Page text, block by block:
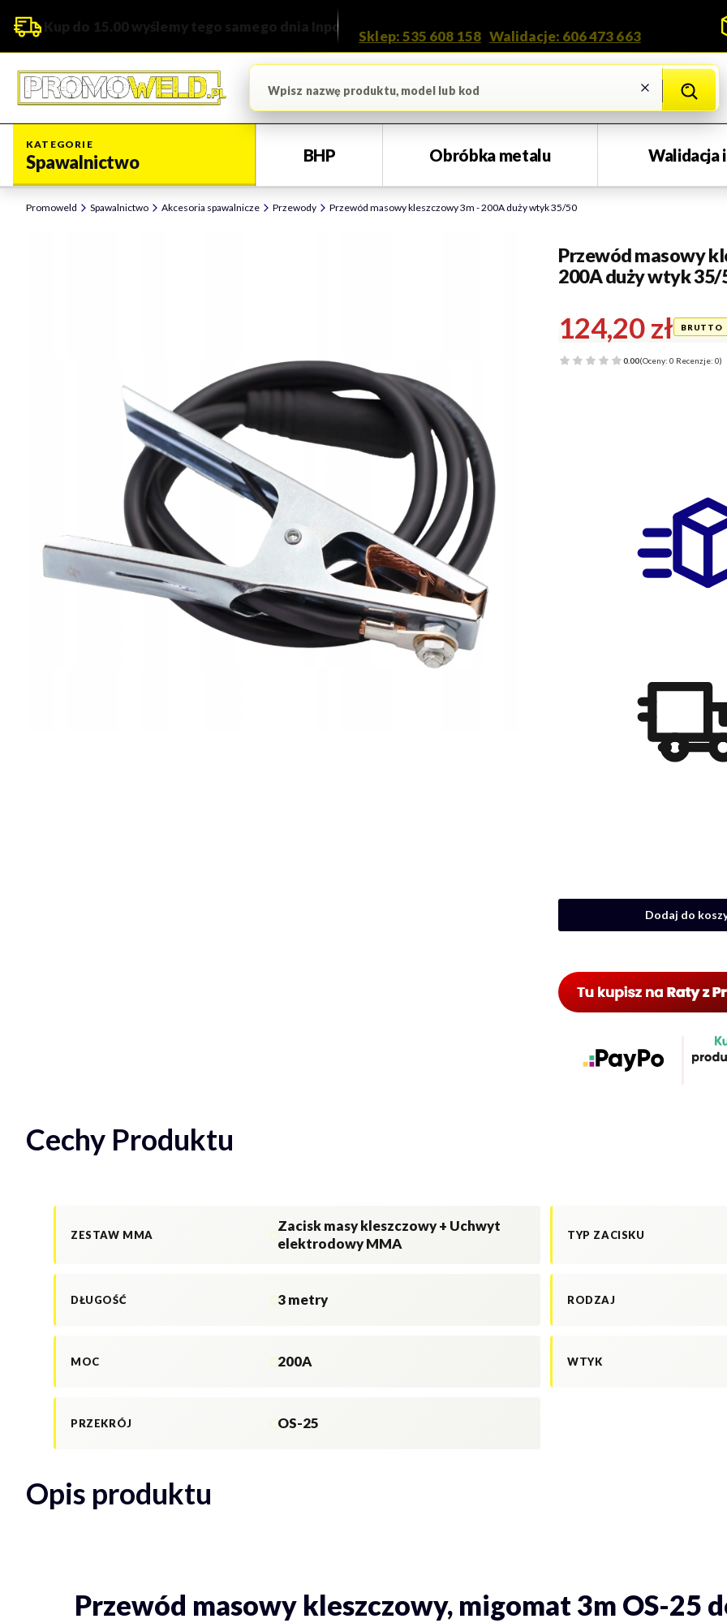
Kup do 15.00 wyślemy tego samego dnia Inpost
Sklep: 535 608 158• Walidacje: 606 473 663
Wyczyść Szukaj
KATEGORIE
Spawalnictwo BHP Obróbka metalu Walidacja
Promoweld Spawalnictwo Akcesoria spawalnicze Przewody Przewód masowy kleszczowy 3m - 200A duży wtyk 35/50
Przewód masowy
200A duży wtyk 35/
0.00(Oceny: 0 Recenzje: 0)
Cena
124,20 zł
Dodaj do
Cechy Produktu
ZESTAW MMA
Zacisk masy kleszczowy + Uchwyt
elektrodowy MMA
TYP ZACISKU
DŁUGOŚĆ 3 metry RODZAJ
MOC 200A WTYK
PRZEKRÓJ OS-25
Opis produktu
Przewód masowy kleszczowy, migomat 3m OS-25